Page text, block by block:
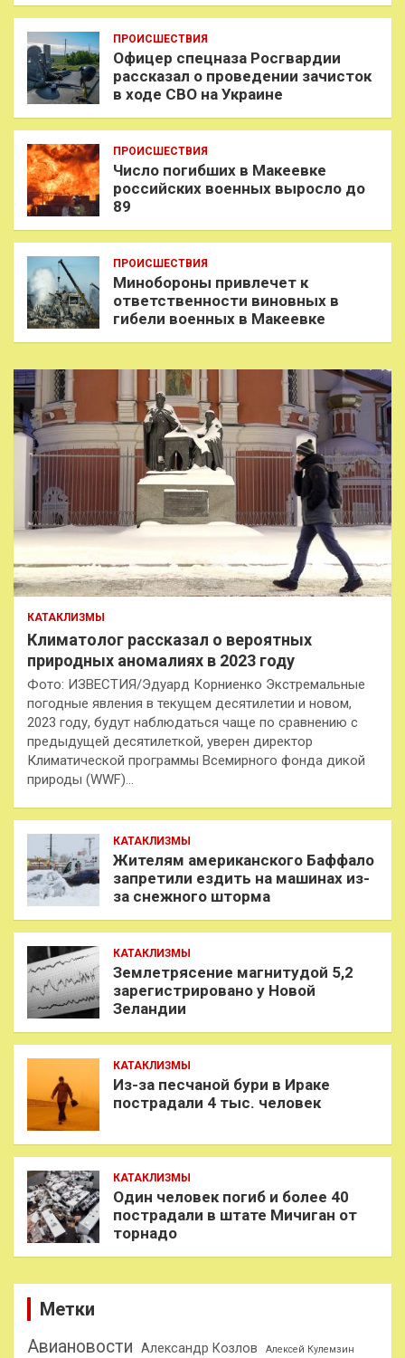
ПРОИСШЕСТВИЯ
Офицер спецназа Росгвардии
рассказал о проведении зачисток
в ходе СВО на Украине
ПРОИСШЕСТВИЯ
Число погибших в Макеевке
российских военных выросло до
89
ПРОИСШЕСТВИЯ
Минобороны привлечет к
ответственности виновных в
гибели военных в Макеевке
КАТАКЛИЗМЫ
Климатолог рассказал о вероятных
природных аномалиях в 2023 году
Фото: ИЗВЕСТИЯ/Эдуард Корниенко Экстремальные
погодные явления в текущем десятилетии и новом,
2023 году, будут наблюдаться чаще по сравнению с
предыдущей десятилеткой, уверен директор
Климатической программы Всемирного фонда дикой
природы (WWF)…
КАТАКЛИЗМЫ
Жителям американского Баффало
запретили ездить на машинах из-
за снежного шторма
КАТАКЛИЗМЫ
Землетрясение магнитудой 5,2
зарегистрировано у Новой
Зеландии
КАТАКЛИЗМЫ
Из-за песчаной бури в Ираке
пострадали 4 тыс. человек
КАТАКЛИЗМЫ
Один человек погиб и более 40
пострадали в штате Мичиган от
торнадо
Метки
Авиановости Александр Козлов
Алексей Кулемзин